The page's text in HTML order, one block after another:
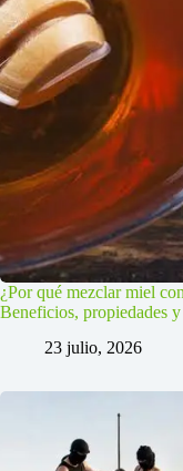
¿Por qué mezclar miel
Beneficios, propiedades
23 julio, 2026